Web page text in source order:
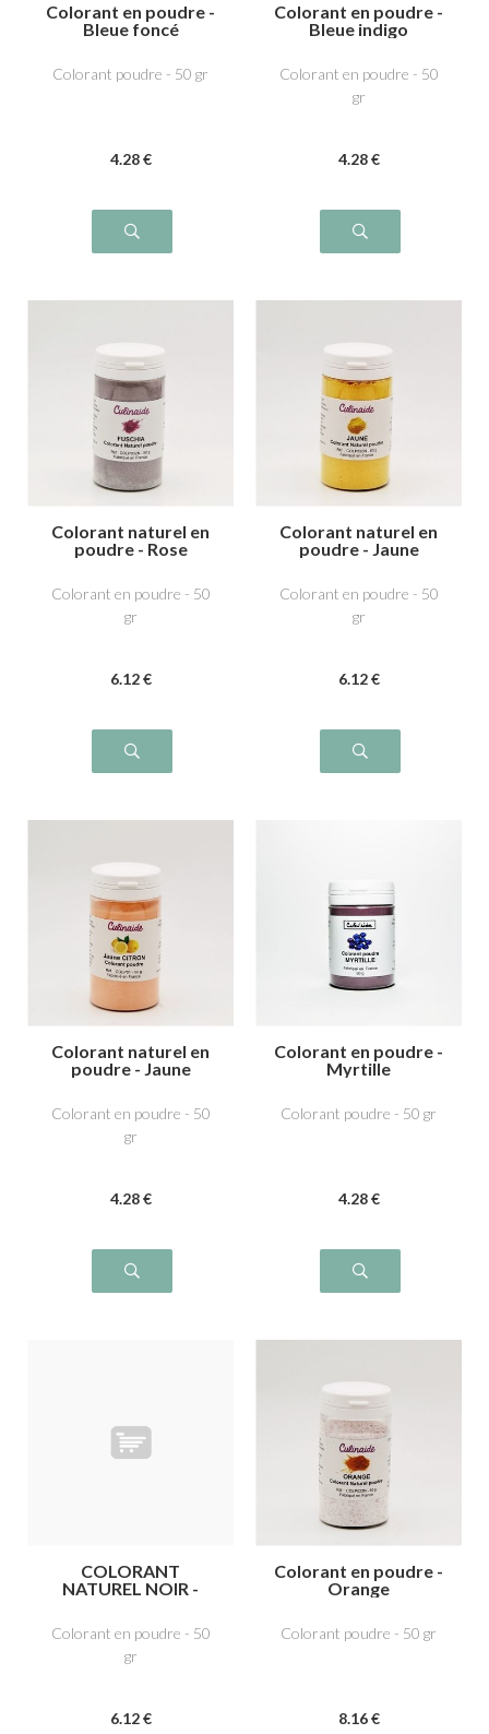
Colorant en poudre -
Bleue foncé
Colorant poudre - 50 gr
4.28 €
Colorant en poudre -
Bleue indigo
Colorant en poudre - 50
gr
4.28 €
Colorant naturel en
poudre - Rose
Colorant en poudre - 50
gr
6.12 €
Colorant naturel en
poudre - Jaune
Colorant en poudre - 50
gr
6.12 €
Colorant naturel en
poudre - Jaune
Colorant en poudre - 50
gr
4.28 €
Colorant en poudre -
Myrtille
Colorant poudre - 50 gr
4.28 €
COLORANT
NATUREL NOIR -
Colorant en poudre - 50
gr
6.12 €
Colorant en poudre -
Orange
Colorant poudre - 50 gr
8.16 €